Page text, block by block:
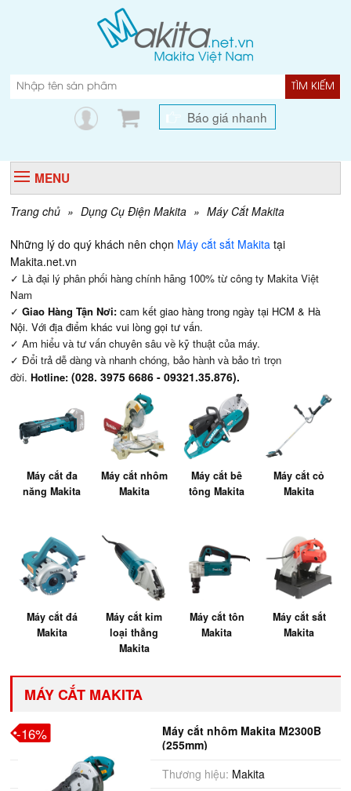
TÌM KIẾM
Báo giá nhanh
MENU
Trang chủ » Dụng Cụ Điện Makita » Máy Cắt Makita
Những lý do quý khách nên chọn Máy cắt sắt Makita tại
Makita.net.vn
✓ Là đại lý phân phối hàng chính hãng 100% từ công ty Makita Việt
Nam
✓Giao Hàng Tận Nơi:cam kết giao hàng trong ngày tại HCM & Hà
Nội. Với địa điểm khác vui lòng gọi tư vấn.
✓ Am hiểu và tư vấn chuyên sâu về kỹ thuật của máy.
✓ Đổi trả dễ dàng và nhanh chóng, bảo hành và bảo trì trọn
đời.Hotline:(028. 3975 6686 - 09321.35.876).
Máy cắt đa
năng Makita
Máy cắt nhôm
Makita
Máy cắt bê
tông Makita
Máy cắt cỏ
Makita
Máy cắt đá
Makita
Máy cắt kim
loại thẳng
Makita
Máy cắt tôn
Makita
Máy cắt sắt
Makita
MÁY CẮT MAKITA
Máy cắt nhôm Makita M2300B
(255mm)
Thương hiệu: Makita
-16%